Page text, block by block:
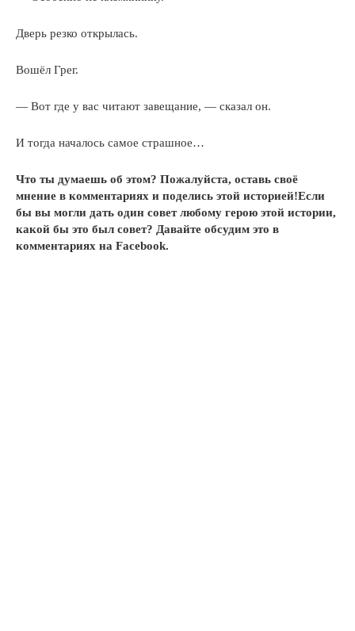
Дверь резко открылась.
Вошёл Грег.
— Вот где у вас читают завещание, — сказал он.
И тогда началось самое страшное…
Что ты думаешь об этом? Пожалуйста, оставь своё
мнение в комментариях и поделись этой историей!Если
бы вы могли дать один совет любому герою этой истории,
какой бы это был совет? Давайте обсудим это в
комментариях на Facebook.